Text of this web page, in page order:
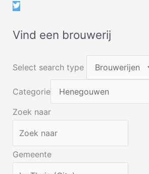
Vind een brouwerij
Select search type
Categorie
Zoek naar
Gemeente